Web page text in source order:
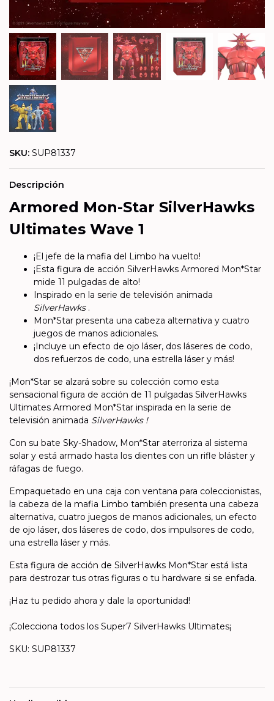
SKU: SUP81337
Descripción
Armored Mon-Star SilverHawks
Ultimates Wave 1
¡El jefe de la mafia del Limbo ha vuelto!
¡Esta figura de acción SilverHawks Armored Mon*Star
mide 11 pulgadas de alto!
Inspirado en la serie de televisión animada
SilverHawks.
Mon*Star presenta una cabeza alternativa y cuatro
juegos de manos adicionales.
¡Incluye un efecto de ojo láser, dos láseres de codo,
dos refuerzos de codo, una estrella láser y más!
¡Mon*Star se alzará sobre su colección como esta
sensacional figura de acción de 11 pulgadas SilverHawks
Ultimates Armored Mon*Star inspirada en la serie de
televisión animada SilverHawks !
Con su bate Sky-Shadow, Mon*Star aterroriza al sistema
solar y está armado hasta los dientes con un rifle bláster y
ráfagas de fuego.
Empaquetado en una caja con ventana para coleccionistas,
la cabeza de la mafia Limbo también presenta una cabeza
alternativa, cuatro juegos de manos adicionales, un efecto
de ojo láser, dos láseres de codo, dos impulsores de codo,
una estrella láser y más.
Esta figura de acción de SilverHawks Mon*Star está lista
para destrozar tus otras figuras o tu hardware si se enfada.
¡Haz tu pedido ahora y dale la oportunidad!
¡Colecciona todos los Super7 SilverHawks Ultimates¡
SKU: SUP81337